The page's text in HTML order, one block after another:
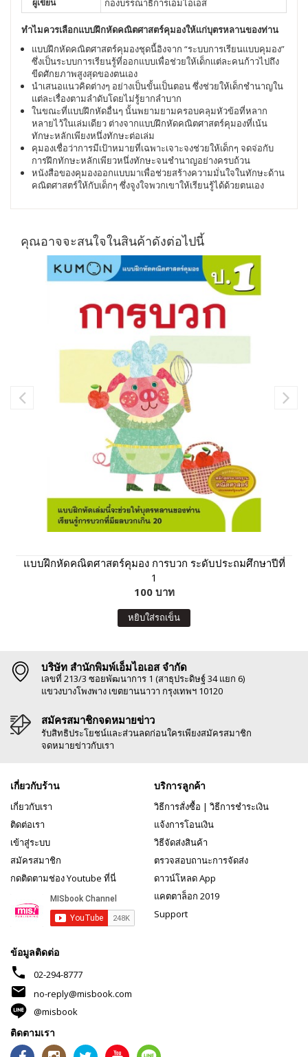
ผู้เขียน กองบรรณาธิการเอ็มไอเอส
ทำไมควรเลือกแบบฝึกหัดคณิตศาสตร์คุมองให้เเก่บุตรหลานของท่าน
แบบฝึกหัดคณิตศาสตร์คุมองชุดนี้อิงจาก “ระบบการเรียนแบบคุมอง”
ซึ่งเป็นระบบการเรียนรู้ที่ออกแบบเพื่อช่วยให้เด็กเเต่ละคนก้าวไปถึง
ขีดศักยภาพสูงสุดของตนเอง
นำเสนอแนวคิดต่างๆ อย่างเป็นขั้นเป็นตอน ซึ่งช่วยให้เด็กชำนาญใน
แต่ละเรื่องตามลำดับโดยไม่รู้ยากลำบาก
ในขณะที่แบบฝึกหัดอื่นๆ นั้นพยามยามครอบคลุมหัวข้อที่หลาก
หลายไว้ในเล่มเดียว ต่างจากแบบฝึกหัดคณิตศาสตร์คุมองที่เน้น
ทักษะหลักเพียงหนึ่งทักษะต่อเล่ม
คุมองเชื่อว่าการมีเป้าหมายที่เฉพาะเจาะจงช่วยให้เด็กๆ จดจ่อกับ
การฝึกทักษะหลักเพียวหนึ่งทักษะจนชำนาญอย่างครบถ้วน
หนังสือของคุมองออกแบบมาเพื่อช่วยสร้างความมั่นใจในทักษะด้าน
คณิตศาสตร์ให้กับเด็กๆ ซึ่งจูงใจพวกเขาให้เรียนรู้ได้ด้วยตนเอง
คุณอาจจะสนใจในสินค้าดังต่อไปนี้
แบบฝึกหัดคณิตศาสตร์คุมอง การบวก ระดับประถมศึกษาปีที่
1
100 บาท
หยิบใส่รถเข็น
บริษัท สำนักพิมพ์เอ็มไอเอส จำกัด
เลขที่ 213/3 ซอยพัฒนาการ 1 (สาธุประดิษฐ์ 34 แยก 6)
แขวงบางโพงพาง เขตยานนาวา กรุงเทพฯ 10120
สมัครสมาชิกจดหมายข่าว
รับสิทธิประโยชน์และส่วนลดก่อนใครเพียงสมัครสมาชิก
จดหมายข่าวกับเรา
เกี่ยวกับร้าน
เกี่ยวกับเรา
ติดต่อเรา
เข้าสู่ระบบ
สมัครสมาชิก
กดติดตามช่อง Youtube ที่นี่
บริการลูกค้า
วิธีการสั่งซื้อ | วิธีการชำระเงิน
แจ้งการโอนเงิน
วิธีจัดส่งสินค้า
ตรวจสอบถานะการจัดส่ง
ดาวน์โหลด App
แคตตาล็อก 2019
Support
ข้อมูลติดต่อ
phone 02-294-8777
mail
no-reply@misbook.com
@misbook
ติดตามเรา